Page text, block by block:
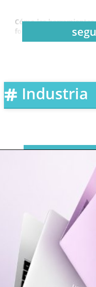
Cómo las
forma de
barrera. Servicios
corporativas permiten
varios continentes con
disponibilidad cercana
Mensajería
La mensajería
textos breves. En el
canales de chat
de trabajo y sistemas
Plataformas de este
seguridad de sus
decisión de
verificar la
escaneo facial o
que la comunicación
Industria